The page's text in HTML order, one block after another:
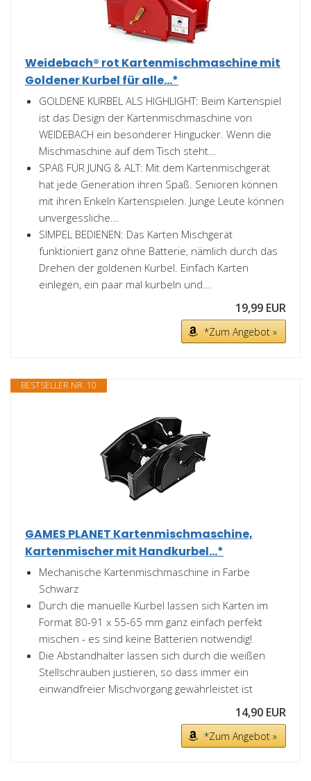
Weidebach® rot Kartenmischmaschine mit
Goldener Kurbel für alle...*
GOLDENE KURBEL ALS HIGHLIGHT: Beim Kartenspiel
ist das Design der Kartenmischmaschine von
WEIDEBACH ein besonderer Hingucker. Wenn die
Mischmaschine auf dem Tisch steht...
SPAß FÜR JUNG & ALT: Mit dem Kartenmischgerät
hat jede Generation ihren Spaß. Senioren können
mit ihren Enkeln Kartenspielen. Junge Leute können
unvergessliche...
SIMPEL BEDIENEN: Das Karten Mischgerät
funktioniert ganz ohne Batterie, nämlich durch das
Drehen der goldenen Kurbel. Einfach Karten
einlegen, ein paar mal kurbeln und...
19,99 EUR
*Zum Angebot »
BESTSELLER NR. 10
GAMES PLANET Kartenmischmaschine,
Kartenmischer mit Handkurbel...*
Mechanische Kartenmischmaschine in Farbe
Schwarz
Durch die manuelle Kurbel lassen sich Karten im
Format 80-91 x 55-65 mm ganz einfach perfekt
mischen - es sind keine Batterien notwendig!
Die Abstandhalter lassen sich durch die weißen
Stellschrauben justieren, so dass immer ein
einwandfreier Mischvorgang gewährleistet ist
14,90 EUR
*Zum Angebot »